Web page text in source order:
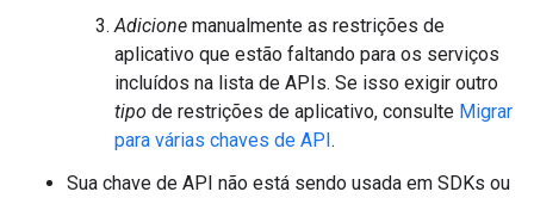
Adicione manualmente as restrições de
aplicativo que estão faltando para os serviços
incluídos na lista de APIs. Se isso exigir outro
tipo de restrições de aplicativo, consulte Migrar
para várias chaves de API.
Sua chave de API não está sendo usada em SDKs ou